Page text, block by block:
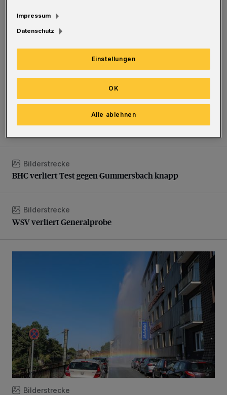
Sommer in der Elberfelder City
BHC verliert Test gegen Gummersbach knapp
Bilderstrecke
BHC verliert Test gegen Gummersbach knapp
WSV verliert Generalprobe
Bilderstrecke
WSV verliert Generalprobe
Bilderstrecke
Impressum
Datenschutz
Einstellungen
Alle ablehnen
OK